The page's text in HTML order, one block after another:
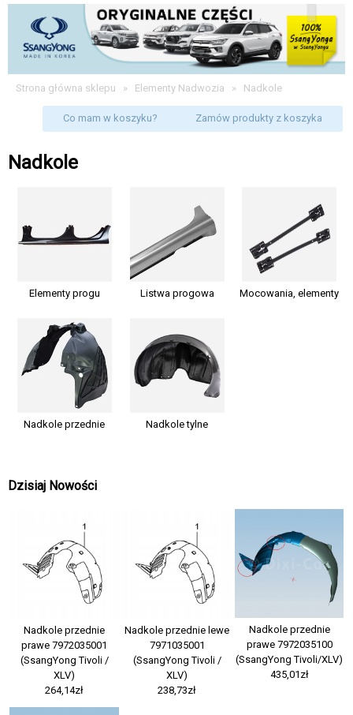
Strona główna sklepu » Elementy Nadwozia » Nadkole
Co mam w koszyku? Zamów produkty z koszyka
Nadkole
Elementy progu Listwa progowa Mocowania, elementy
Nadkole przednie Nadkole tylne
Dzisiaj Nowości
Nadkole przednie
prawe 7972035001
(SsangYong Tivoli /
XLV)
264,14zł
Nadkole przednie lewe
7971035001
(SsangYong Tivoli /
XLV)
238,73zł
Nadkole przednie
prawe 7972035100
(SsangYong Tivoli/XLV)
435,01zł